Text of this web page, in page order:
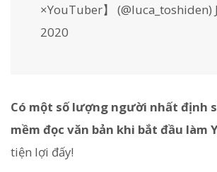
×YouTuber】 (@luca_toshiden)
2020
Có một số lượng người nhất định
mềm đọc văn bản khi bắt đầu làm
tiện lợi đấy!